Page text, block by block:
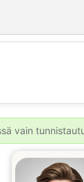
vain